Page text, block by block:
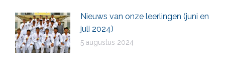
Nieuws van onze leerlingen (juni en
juli 2024)
5 augustus 2024